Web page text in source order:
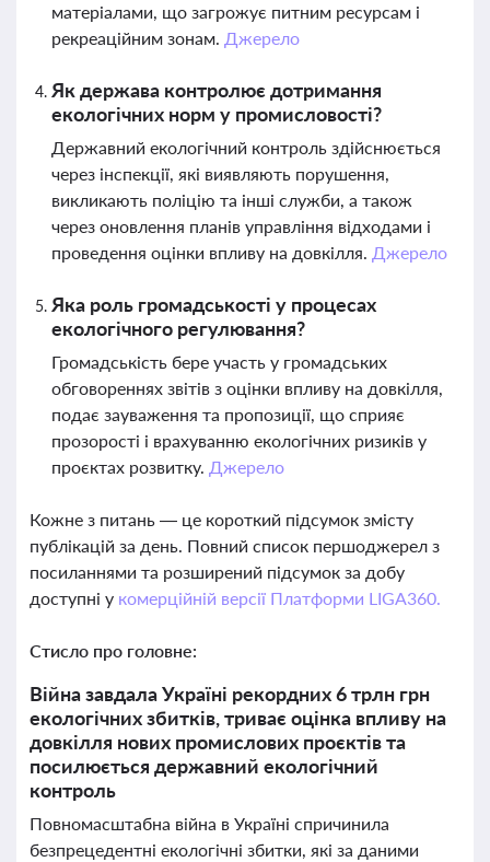
матеріалами, що загрожує питним ресурсам і
рекреаційним зонам. Джерело
Як держава контролює дотримання
екологічних норм у промисловості?
Державний екологічний контроль здійснюється
через інспекції, які виявляють порушення,
викликають поліцію та інші служби, а також
через оновлення планів управління відходами і
проведення оцінки впливу на довкілля. Джерело
Яка роль громадськості у процесах
екологічного регулювання?
Громадськість бере участь у громадських
обговореннях звітів з оцінки впливу на довкілля,
подає зауваження та пропозиції, що сприяє
прозорості і врахуванню екологічних ризиків у
проєктах розвитку. Джерело
Кожне з питань — це короткий підсумок змісту
публікацій за день. Повний список першоджерел з
посиланнями та розширений підсумок за добу
доступні у комерційній версії Платформи LIGA360.
Стисло про головне:
Війна завдала Україні рекордних 6 трлн грн
екологічних збитків, триває оцінка впливу на
довкілля нових промислових проєктів та
посилюється державний екологічний
контроль
Повномасштабна війна в Україні спричинила
безпрецедентні екологічні збитки, які за даними